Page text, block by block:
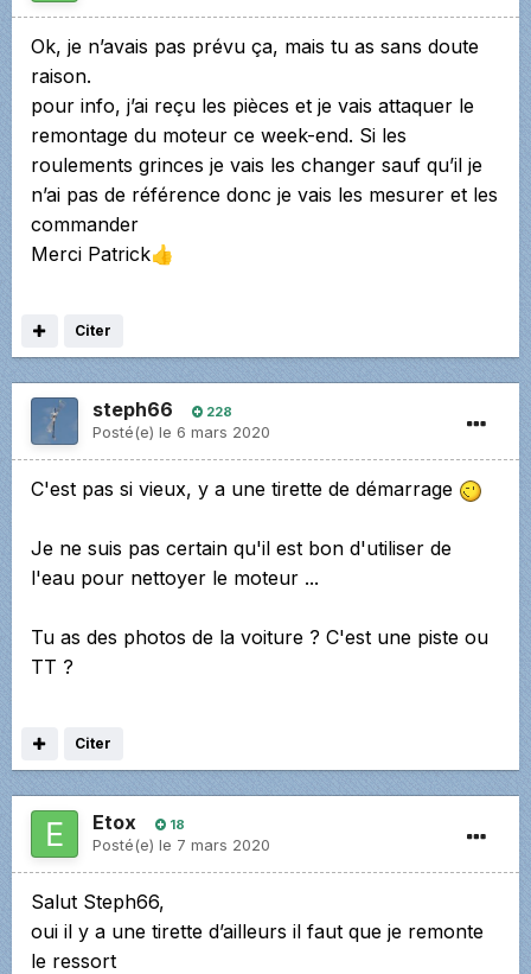
Ok, je n’avais pas prévu ça, mais tu as sans doute
raison.
pour info, j’ai reçu les pièces et je vais attaquer le
remontage du moteur ce week-end. Si les
roulements grinces je vais les changer sauf qu’il je
n’ai pas de référence donc je vais les mesurer et les
commander
Merci Patrick👍
Citer
steph66 228
Posté(e) le 6 mars 2020
C'est pas si vieux, y a une tirette de démarrage
Je ne suis pas certain qu'il est bon d'utiliser de
l'eau pour nettoyer le moteur ...
Tu as des photos de la voiture ? C'est une piste ou
TT ?
Citer
Etox 18
Posté(e) le 7 mars 2020
Salut Steph66,
oui il y a une tirette d’ailleurs il faut que je remonte
le ressort